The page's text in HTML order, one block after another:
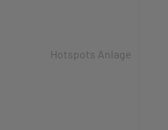
Hotspots Anlage